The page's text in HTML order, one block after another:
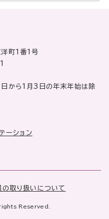
町1番1号
日から1月3日の年末年始は除
ーション
の取り扱いについて
Reserved.